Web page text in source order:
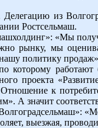
из
Ростсельмаш.
«Мы
рынку, мы
политику
которому
проекта
Отношение к
А значит
выезжая,